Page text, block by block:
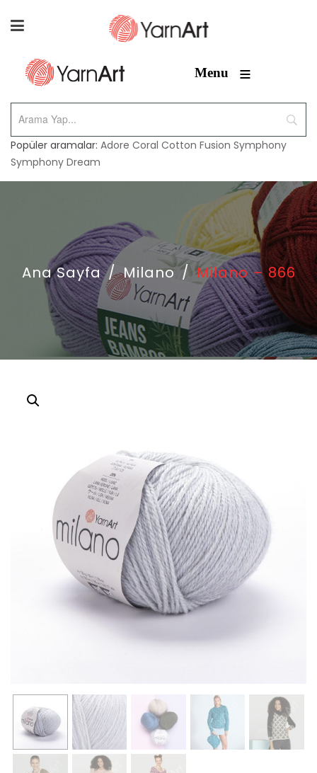
Menu ≡
Popüler aramalar: Adore Coral Cotton Fusion Symphony
Symphony Dream
Ana Sayfa / Milano / Milano – 866